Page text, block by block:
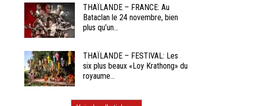
THAÏLANDE – FRANCE: Au
Bataclan le 24 novembre, bien
plus qu’un...
THAÏLANDE – FESTIVAL: Les
six plus beaux «Loy Krathong» du
royaume...